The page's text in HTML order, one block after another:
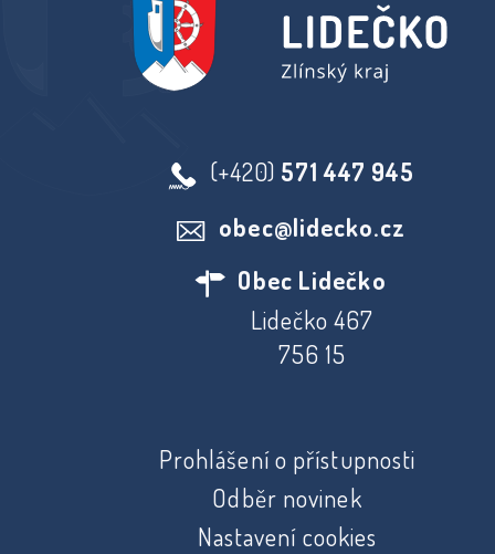
(+420) 571 447 945
obec@lidecko.cz
Obec Lidečko
Lidečko 467
756 15
Prohlášení o přístupnosti
Odběr novinek
Nastavení cookies